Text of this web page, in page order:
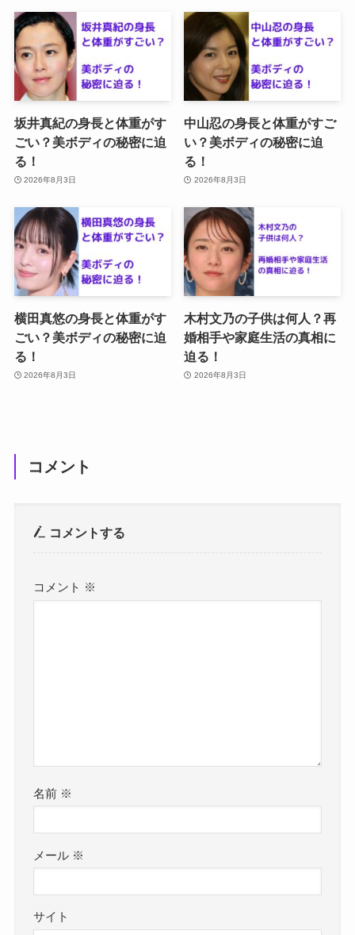
坂井真紀の身長と体重がす
ごい？美ボディの秘密に迫
る！
2026年8月3日
中山忍の身長と体重がすご
い？美ボディの秘密に迫
る！
2026年8月3日
横田真悠の身長と体重がす
ごい？美ボディの秘密に迫
る！
2026年8月3日
木村文乃の子供は何人？再
婚相手や家庭生活の真相に
迫る！
2026年8月3日
コメント
コメントする
コメント ※
名前 ※
メール ※
サイト